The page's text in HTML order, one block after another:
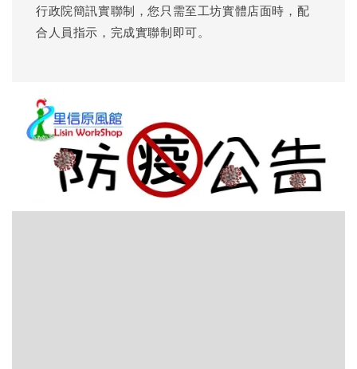
行政院簡訊實聯制，您只需至工坊實體店面時，配
合人員指示，完成實聯制即可。